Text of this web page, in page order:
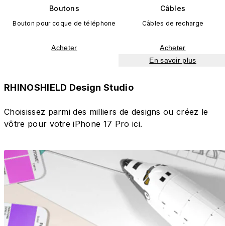
Boutons
Bouton pour coque de téléphone
Acheter
Câbles
Câbles de recharge
Acheter
En savoir plus
RHINOSHIELD Design Studio
Choisissez parmi des milliers de designs ou créez le
vôtre pour votre iPhone 17 Pro ici.